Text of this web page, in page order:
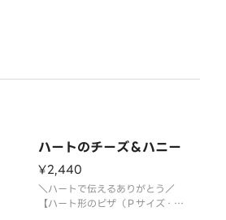
ハートのチーズ＆ハニー
¥2,440
＼ハートで伝えるありがとう／
【ハート形のピザ（Ｐサイズ・ハ